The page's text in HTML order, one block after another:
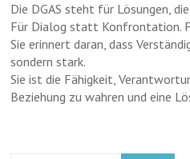
Die DGAS steht für Lösungen,
Für Dialog statt Konfrontation.
Sie erinnert daran, dass
sondern stark.
Sie ist die Fähigkeit,
Beziehung zu wahren und eine